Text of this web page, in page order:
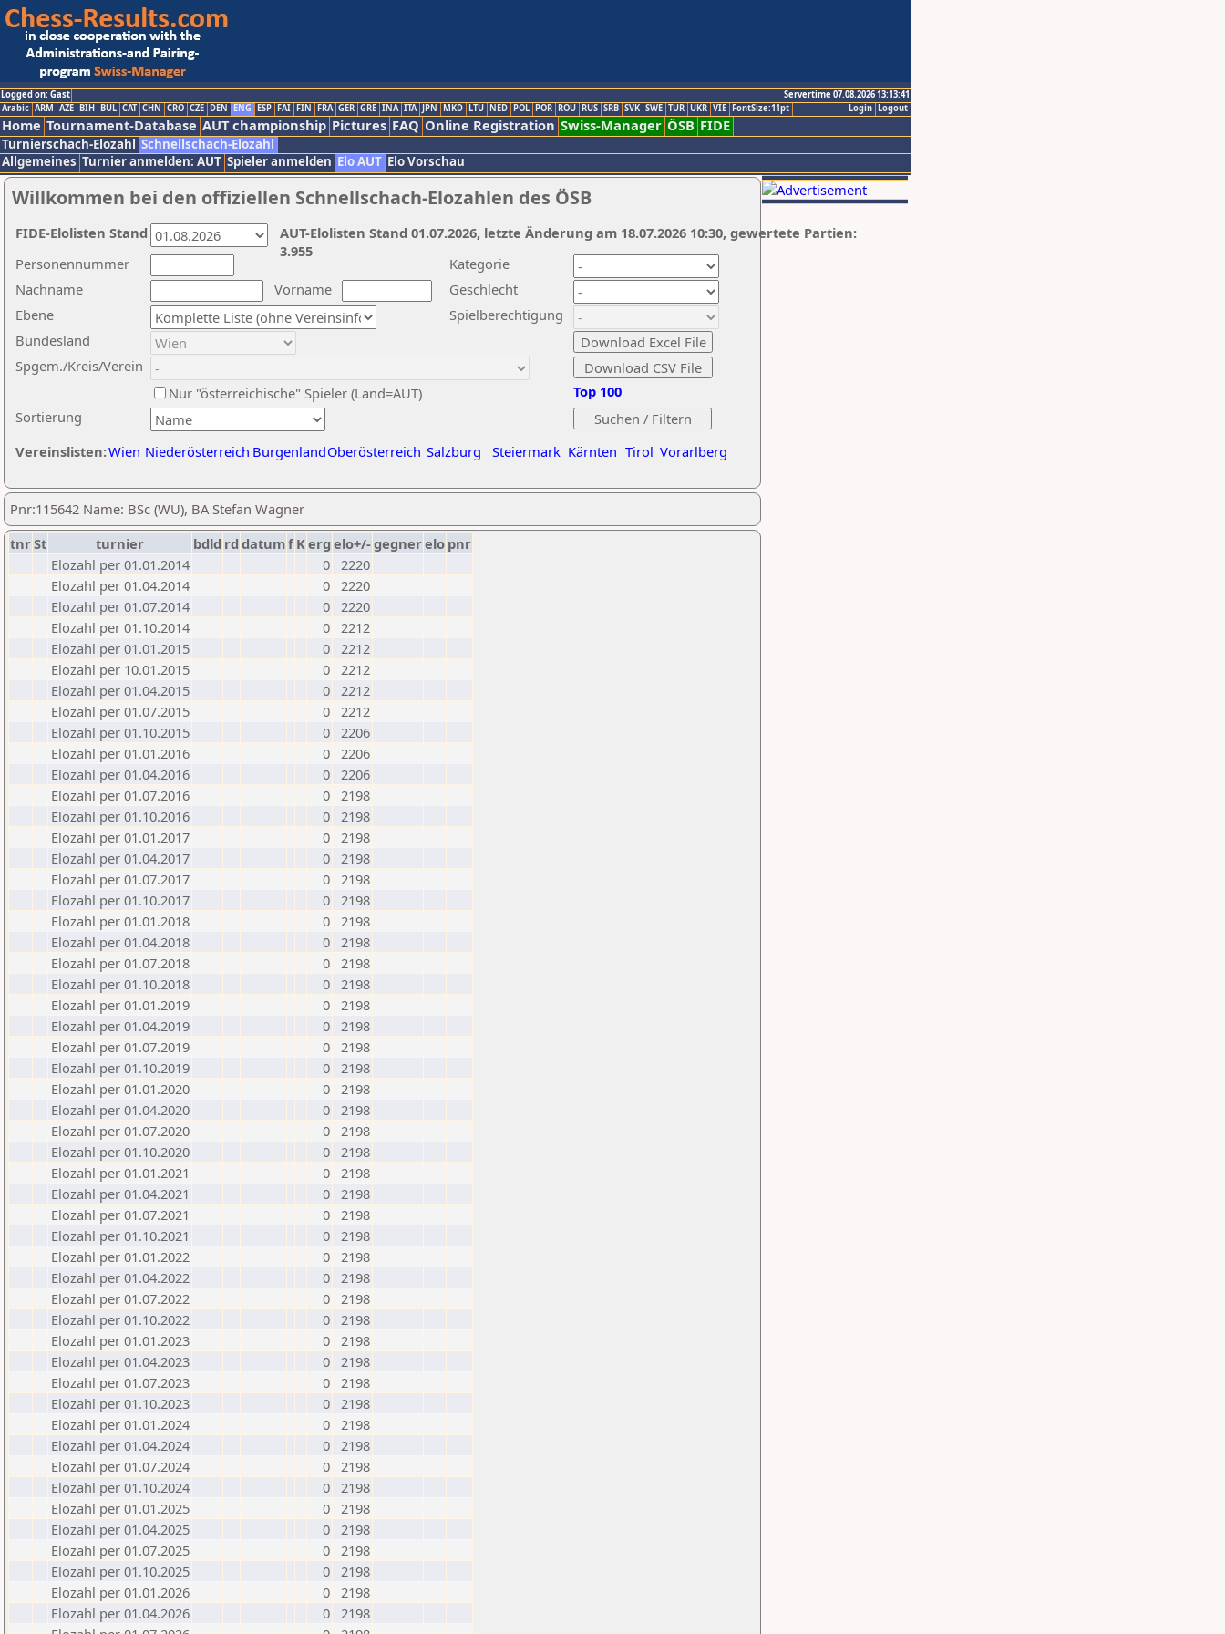
Logged on: Gast
Servertime 07.08.2026 13:13:41
Logout
Login
Arabic ARM AZE BIH BUL CAT CHN CRO CZE DEN ENG ESP FAI FIN FRA GER GRE INA ITA JPN MKD LTU NED POL POR ROU RUS SRB SVK SWE TUR UKR VIE FontSize:11pt
Home Tournament-Database AUT championship Pictures FAQ Online Registration Swiss-Manager ÖSB FIDE
Turnierschach-Elozahl Schnellschach-Elozahl
Allgemeines Turnier anmelden: AUT Spieler anmelden Elo AUT Elo Vorschau
Willkommen bei den offiziellen Schnellschach-Elozahlen des ÖSB
Nachname
Vorname
Ebene
Kategorie
Sortierung
Personennummer
Bundesland
Spgem./Kreis/Verein
Geschlecht
Nur "österreichische" Spieler (Land=AUT)
Spielberechtigung
Vereinslisten:Wien Niederösterreich BurgenlandOberösterreich Salzburg Steiermark Kärnten Tirol Vorarlberg
Top 100
AUT-Elolisten Stand 01.07.2026, letzte Änderung am 18.07.2026 10:30, gewertete Partien:
3.955
FIDE-Elolisten Stand
Pnr:115642 Name: BSc (WU), BA Stefan Wagner
tnrSt turnier bdld rd datumf Kerg elo+/-gegnerelo pnr
Elozahl per 01.01.2014
0 2220
Elozahl per 01.04.2014
0 2220
Elozahl per 01.07.2014
0 2220
Elozahl per 01.10.2014
0 2212
Elozahl per 01.01.2015
0 2212
Elozahl per 10.01.2015
0 2212
Elozahl per 01.04.2015
0 2212
Elozahl per 01.07.2015
0 2212
Elozahl per 01.10.2015
0 2206
Elozahl per 01.01.2016
0 2206
Elozahl per 01.04.2016
0 2206
Elozahl per 01.07.2016
0 2198
Elozahl per 01.10.2016
0 2198
Elozahl per 01.01.2017
0 2198
Elozahl per 01.04.2017
0 2198
Elozahl per 01.07.2017
0 2198
Elozahl per 01.10.2017
0 2198
Elozahl per 01.01.2018
0 2198
Elozahl per 01.04.2018
0 2198
Elozahl per 01.07.2018
0 2198
Elozahl per 01.10.2018
0 2198
Elozahl per 01.01.2019
0 2198
Elozahl per 01.04.2019
0 2198
Elozahl per 01.07.2019
0 2198
Elozahl per 01.10.2019
0 2198
Elozahl per 01.01.2020
0 2198
Elozahl per 01.04.2020
0 2198
Elozahl per 01.07.2020
0 2198
Elozahl per 01.10.2020
0 2198
Elozahl per 01.01.2021
0 2198
Elozahl per 01.04.2021
0 2198
Elozahl per 01.07.2021
0 2198
Elozahl per 01.10.2021
0 2198
Elozahl per 01.01.2022
0 2198
Elozahl per 01.04.2022
0 2198
Elozahl per 01.07.2022
0 2198
Elozahl per 01.10.2022
0 2198
Elozahl per 01.01.2023
0 2198
Elozahl per 01.04.2023
0 2198
Elozahl per 01.07.2023
0 2198
Elozahl per 01.10.2023
0 2198
Elozahl per 01.01.2024
0 2198
Elozahl per 01.04.2024
0 2198
Elozahl per 01.07.2024
0 2198
Elozahl per 01.10.2024
0 2198
Elozahl per 01.01.2025
0 2198
Elozahl per 01.04.2025
0 2198
Elozahl per 01.07.2025
0 2198
Elozahl per 01.10.2025
0 2198
Elozahl per 01.01.2026
0 2198
Elozahl per 01.04.2026
0 2198